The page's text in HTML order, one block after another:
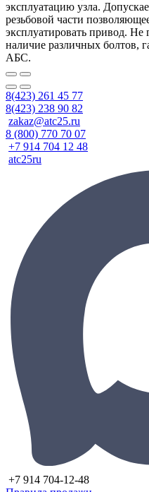
эксплуатацию узла.
резьбовой части
эксплуатировать привод. Не
наличие различных болтов,
АБС.
8(423) 261 45 77
8(423) 238 90 82
zakaz@atc25.ru
8 (800) 770 70 07
+7 914 704 12 48
atc25ru
+7 914 704-12-48